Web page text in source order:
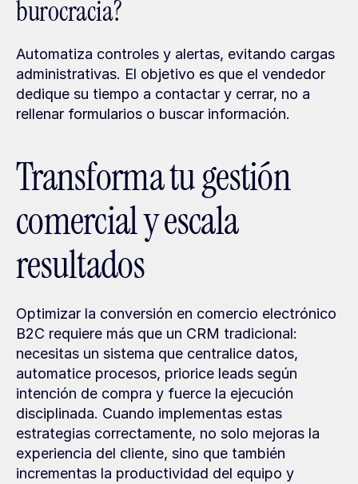
burocracia?
Automatiza controles y alertas, evitando cargas
administrativas. El objetivo es que el vendedor
dedique su tiempo a contactar y cerrar, no a
rellenar formularios o buscar información.
Transforma tu gestión
comercial y escala
resultados
Optimizar la conversión en comercio electrónico
B2C requiere más que un CRM tradicional:
necesitas un sistema que centralice datos,
automatice procesos, priorice leads según
intención de compra y fuerce la ejecución
disciplinada. Cuando implementas estas
estrategias correctamente, no solo mejoras la
experiencia del cliente, sino que también
incrementas la productividad del equipo y